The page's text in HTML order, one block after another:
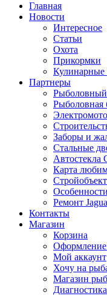
Главная
Новости
Интересное
Статьи
Охота
Прикормки
Кулинарные
Партнеры
Рыболовный
Рыболовная
Заборы и
Стальные
Автостекла
Карта
Ремонт
Контакты
Магазин
Корзина
Оформление
Мой аккаунт
Хочу на
Магазин